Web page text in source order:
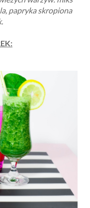
papryka skropiona